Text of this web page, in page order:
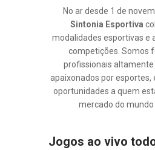
No ar desde 1 de
Sintonia Esportiva
modalidades esportivas e
competições. Somos
profissionais
apaixonados por esportes,
oportunidades a quem
mercado do mundo
Jogos ao vivo